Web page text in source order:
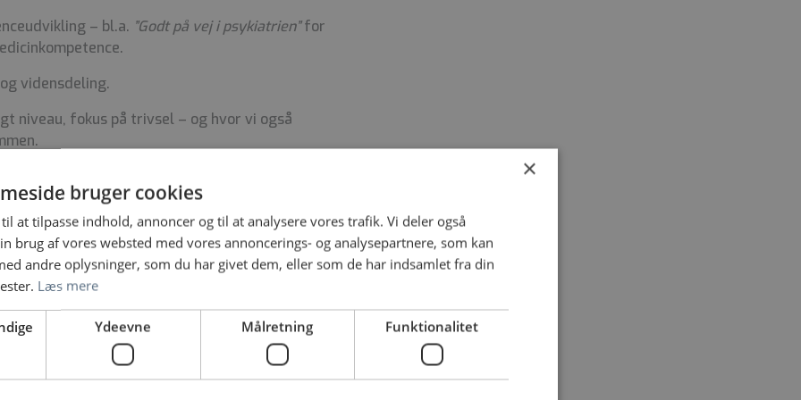
– bl.a. ”Godt på vej i psykiatrien”for
vidensdeling.
niveau, fokus på trivsel – og hvor vi også
modtager sygeplejestuderende og social og
uddannelsestrin.
med interesse for psykiatrisk
×
bruger cookies
at tilpasse indhold, annoncer og til at analysere vores trafik. Vi deler også
brug af vores websted med vores annoncerings- og analysepartnere, som kan
andre oplysninger, som du har givet dem, eller som de har indsamlet fra din
Læs mere
Ydeevne Målretning Funktionalitet